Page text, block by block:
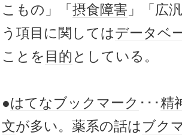
こもの」「 摂食障害 」「広
う項目に関してはデータベ
ことを 目的 としている。
●はてなブックマーク ･･･精
文が多い。薬系の話はブク